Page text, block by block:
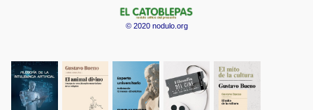
© 2020 nodulo.org